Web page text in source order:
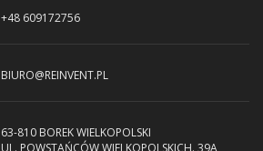
+48 609172756
BIURO@REINVENT.PL
63-810 BOREK WIELKOPOLSKI
UL. POWSTAŃCÓW WIELKOPOLSKICH. 39A